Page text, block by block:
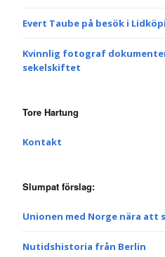
Evert Taube på besök i
Kvinnlig fotograf
sekelskiftet
Tore Hartung
Kontakt
Slumpat förslag:
Unionen med Norge nära
Nutidshistoria från Berlin